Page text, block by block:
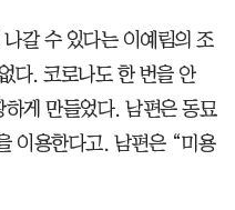
갈 수 있다는 이예림의 조
다. 코로나도 한 번을 안
게 만들었다. 남편은 동묘
이용한다고. 남편은 “미용